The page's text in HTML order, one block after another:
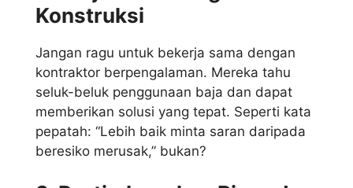
Konstruksi
Jangan ragu untuk bekerja sama dengan
kontraktor berpengalaman. Mereka tahu
seluk-beluk penggunaan baja dan dapat
memberikan solusi yang tepat. Seperti kata
pepatah: “Lebih baik minta saran daripada
beresiko merusak,” bukan?